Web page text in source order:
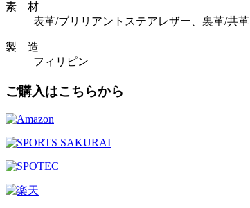
素 材
表革/ブリリアントステアレザー、裏革/共革
製 造
フィリピン
ご購入はこちらから